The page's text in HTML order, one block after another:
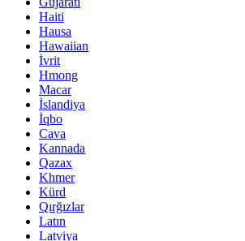
Haiti
Hausa
Hawaiian
İvrit
Hmong
Macar
İslandiya
İqbo
Cava
Kannada
Qazax
Khmer
Kürd
Qırğızlar
Latın
Latviya